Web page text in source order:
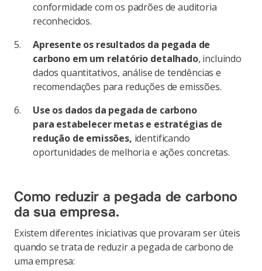
conformidade com os padrões de auditoria
reconhecidos.
Apresente os resultados da pegada de
carbono em um relatório detalhado, incluindo
dados quantitativos, análise de tendências e
recomendações para reduções de emissões.
Use os dados da pegada de carbono
para estabelecer metas e estratégias de
redução de emissões, identificando
oportunidades de melhoria e ações concretas.
Como reduzir a pegada de carbono
da sua empresa.
Existem diferentes iniciativas que provaram ser úteis
quando se trata de reduzir a pegada de carbono de
uma empresa: